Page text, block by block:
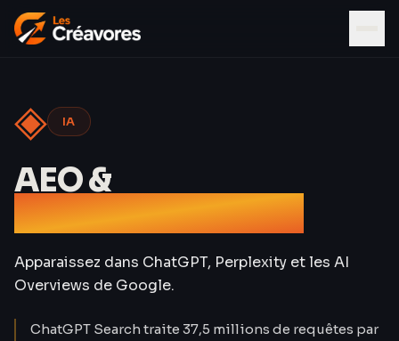
◈ IA
AEO &
Référencement IA
Apparaissez dans ChatGPT, Perplexity et les AI
Overviews de Google.
ChatGPT Search traite 37,5 millions de requêtes par